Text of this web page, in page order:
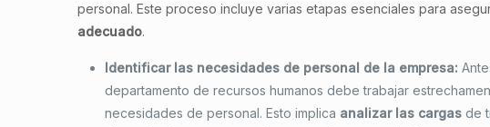
personal. Este proceso incluye varias etapas esenciales para
adecuado.
Identificar las necesidades de personal de la empresa:
departamento de recursos humanos debe trabajar
necesidades de personal. Esto implica analizar las cargas de